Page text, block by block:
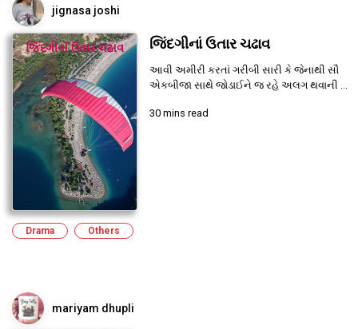
jignasa joshi
જિંદગીનાં ઉતાર ચઢાવ
આવી અમીરી કરતાં ગરીબી સારી કે જેનાથી સૌ
એકબીજા સાથે જોડાઈને જ રહે અલગ થવાની ...
30 mins read
Drama Others
mariyam dhupli